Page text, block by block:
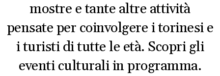
mostre e tante altre attività
pensate per coinvolgere i torinesi e
i turisti di tutte le età. Scopri gli
eventi culturali in programma.